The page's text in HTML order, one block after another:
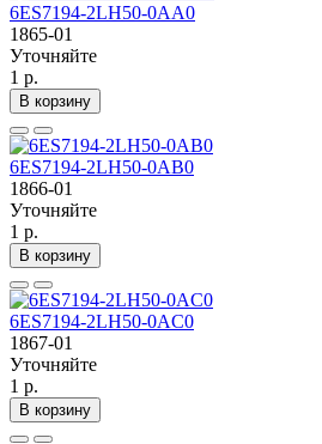
6ES7194-2LH50-0AA0
1865-01
Уточняйте
1 р.
В корзину
6ES7194-2LH50-0AB0
1866-01
Уточняйте
1 р.
В корзину
6ES7194-2LH50-0AC0
1867-01
Уточняйте
1 р.
В корзину